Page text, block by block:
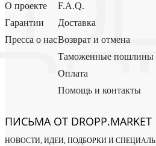
О проекте
Гарантии
Пресса о нас
F.A.Q.
Доставка
Возврат и отмена
Таможенные пошлины
Оплата
Помощь и контакты
ПИСЬМА ОТ DROPP.MARKET
НОВОСТИ, ИДЕИ, ПОДБОРКИ И